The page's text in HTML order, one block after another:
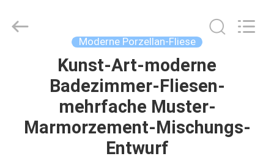
HAUSE
PRODUKTE
CERAMICS
CO.,LTD..
Moderne Porzellan-Fliese
Kunst-Art-moderne
Badezimmer-Fliesen-
mehrfache Muster-
Marmorzement-Mischungs-
Entwurf